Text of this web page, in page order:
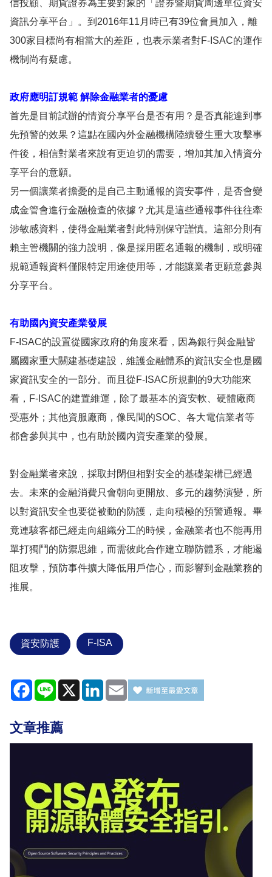
信投顧、期貨證券為主要對象的「證券暨期貨周邊單位資安
資訊分享平台」。到2016年11月時已有39位會員加入，離
300家目標尚有相當大的差距，也表示業者對F-ISAC的運作
機制尚有疑慮。
政府應明訂規範 解除金融業者的憂慮
首先是目前試辦的情資分享平台是否有用？是否真能達到事
先預警的效果？這點在國內外金融機構陸續發生重大攻擊事
件後，相信對業者來說有更迫切的需要，增加其加入情資分
享平台的意願。
另一個讓業者擔憂的是自己主動通報的資安事件，是否會變
成金管會進行金融檢查的依據？尤其是這些通報事件往往牽
涉敏感資料，使得金融業者對此特別保守謹慎。這部分則有
賴主管機關的強力說明，像是採用匿名通報的機制，或明確
規範通報資料僅限特定用途使用等，才能讓業者更願意參與
分享平台。
有助國內資安產業發展
F-ISAC的設置從國家政府的角度來看，因為銀行與金融皆
屬國家重大關建基礎建設，維護金融體系的資訊安全也是國
家資訊安全的一部分。而且從F-ISAC所規劃的9大功能來
看，F-ISAC的建置維運，除了最基本的資安軟、硬體廠商
受惠外；其他資服廠商，像民間的SOC、各大電信業者等
都會參與其中，也有助於國內資安產業的發展。
對金融業者來說，採取封閉但相對安全的基礎架構已經過
去。未來的金融消費只會朝向更開放、多元的趨勢演變，所
以對資訊安全也要從被動的防護，走向積極的預警通報。畢
竟連駭客都已經走向組織分工的時候，金融業者也不能再用
單打獨鬥的防禦思維，而需彼此合作建立聯防體系，才能遏
阻攻擊，預防事件擴大降低用戶信心，而影響到金融業務的
推展。
資安防護 F-ISA
Facebook
Line X LinkedIn
Email
文章推薦